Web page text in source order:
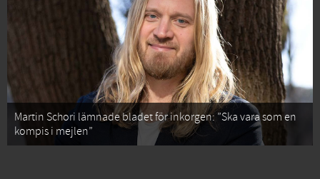
Martin Schori lämnade bladet för inkorgen: ”Ska vara som en
kompis i mejlen”